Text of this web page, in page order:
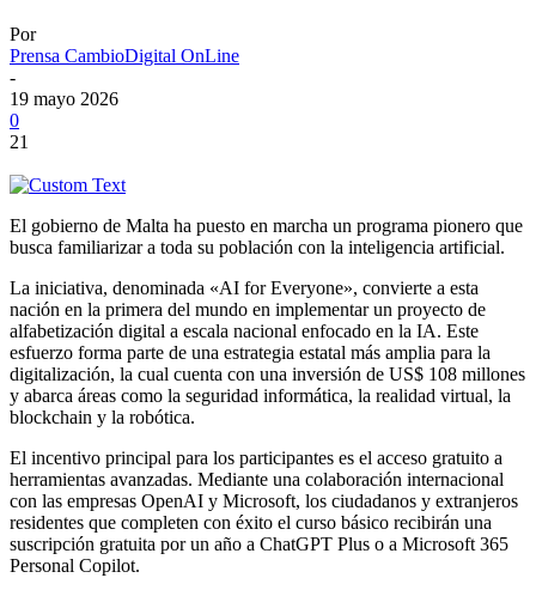
Por
Prensa CambioDigital OnLine
-
19 mayo 2026
0
21
El gobierno de Malta ha puesto en marcha un programa pionero que
busca familiarizar a toda su población con la inteligencia artificial.
La iniciativa, denominada «AI for Everyone», convierte a esta
nación en la primera del mundo en implementar un proyecto de
alfabetización digital a escala nacional enfocado en la IA. Este
esfuerzo forma parte de una estrategia estatal más amplia para la
digitalización, la cual cuenta con una inversión de US$ 108 millones
y abarca áreas como la seguridad informática, la realidad virtual, la
blockchain y la robótica.
El incentivo principal para los participantes es el acceso gratuito a
herramientas avanzadas. Mediante una colaboración internacional
con las empresas OpenAI y Microsoft, los ciudadanos y extranjeros
residentes que completen con éxito el curso básico recibirán una
suscripción gratuita por un año a ChatGPT Plus o a Microsoft 365
Personal Copilot.